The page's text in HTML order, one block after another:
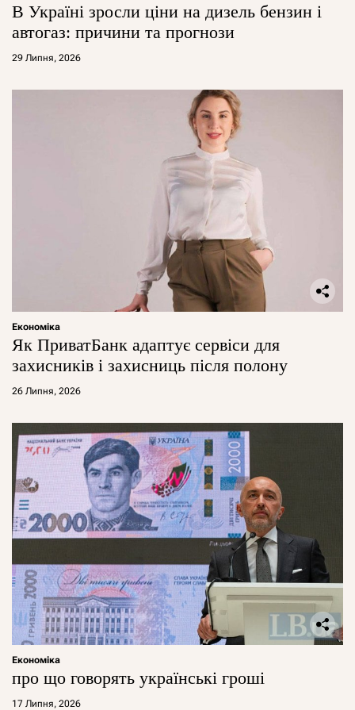
В Україні зросли ціни на дизель бензин і
автогаз: причини та прогнози
29 Липня, 2026
Економіка
Як ПриватБанк адаптує сервіси для
захисників і захисниць після полону
26 Липня, 2026
Економіка
про що говорять українські гроші
17 Липня, 2026